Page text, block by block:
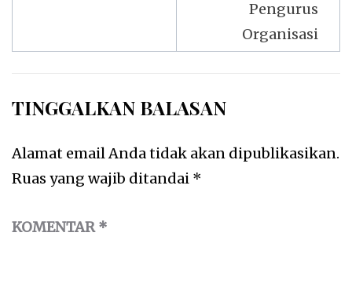
Pengurus
Organisasi
TINGGALKAN BALASAN
Alamat email Anda tidak akan dipublikasikan.
Ruas yang wajib ditandai *
KOMENTAR*